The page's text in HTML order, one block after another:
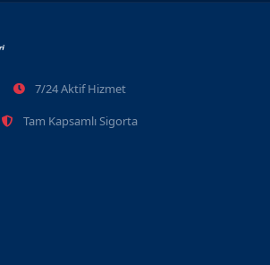
7/24 Aktif Hizmet
Tam Kapsamlı Sigorta